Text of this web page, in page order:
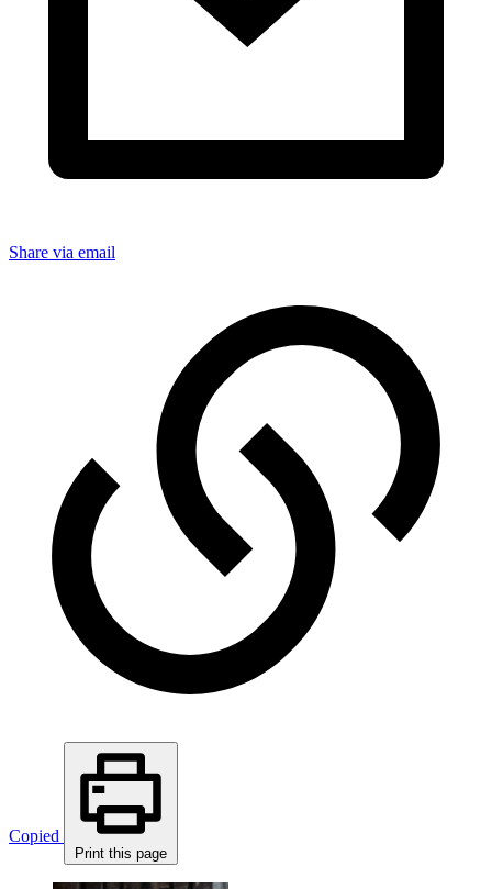
Share via email
Copied
Print this page